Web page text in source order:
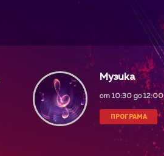
Музика
от 10:30 до 12:00
ПРОГРАМА